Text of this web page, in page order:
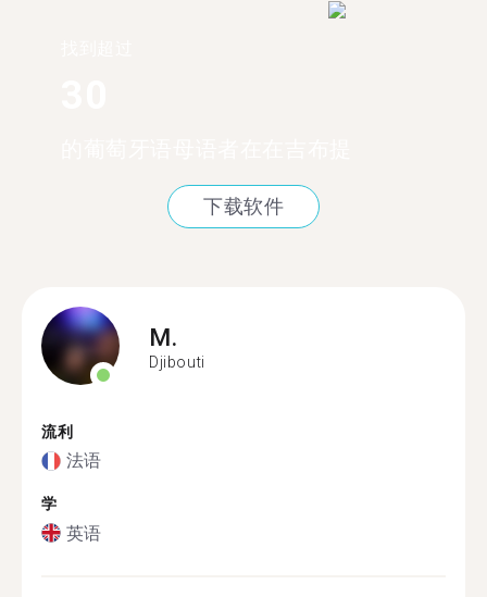
下载软件
M.
Djibouti
流利
法语
学
英语